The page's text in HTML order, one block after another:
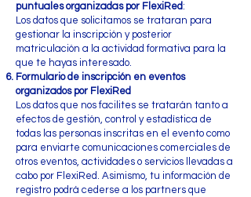
puntuales organizadas por FlexiRed :
Los datos que solicitamos se trataran para
gestionar la inscripción y posterior
matriculación a la actividad formativa para la
que te hayas interesado.
Formulario de inscripción en eventos
organizados por FlexiRed
Los datos que nos facilites se tratarán tanto a
efectos de gestión, control y estadística de
todas las personas inscritas en el evento como
para enviarte comunicaciones comerciales de
otros eventos, actividades o servicios llevadas a
cabo por FlexiRed. Asimismo, tu información de
registro podrá cederse a los partners que